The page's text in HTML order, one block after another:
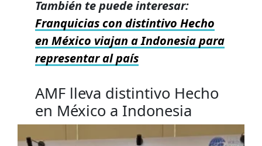
También te puede interesar:
Franquicias con distintivo Hecho
en México viajan a Indonesia para
representar al país
AMF lleva distintivo Hecho
en México a Indonesia